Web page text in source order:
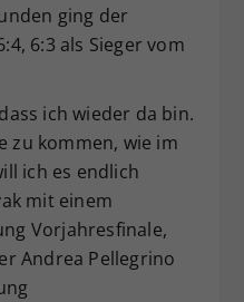
ging der
6:3 als Sieger vom
ich wieder da bin.
zu kommen, wie im
ich es endlich
mit einem
Vorjahresfinale,
Andrea Pellegrino